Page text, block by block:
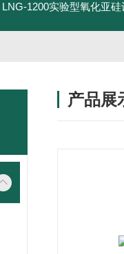
LNG-1200实验型氧化亚硅
产品展